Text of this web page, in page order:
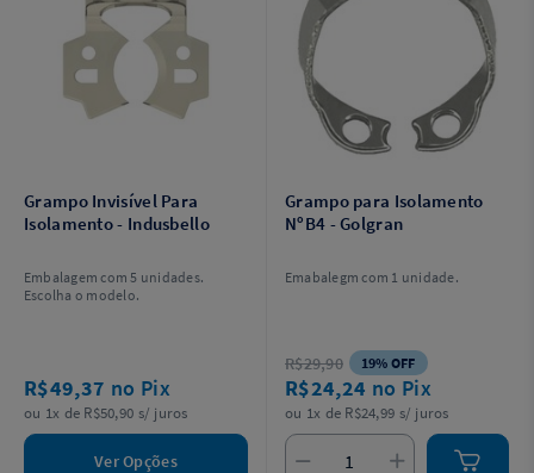
Grampo Invisível Para
Isolamento - Indusbello
Embalagem com 5 unidades.
Escolha o modelo.
R$49,37 no Pix
ou 1x de R$50,90 s/ juros
Ver Opções
Grampo para Isolamento
NºB4 - Golgran
Emabalegm com 1 unidade.
R$29,90 19% OFF
R$24,24 no Pix
ou 1x de R$24,99 s/ juros